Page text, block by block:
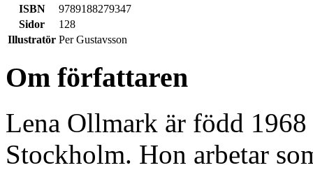
ISBN
9789188279347
Sidor
128
Illustratör Per Gustavsson
Om författaren
Lena Ollmark är född
Stockholm. Hon arbetar